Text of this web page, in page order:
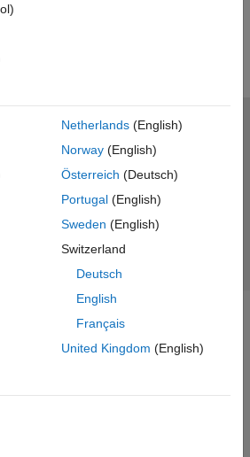
Netherlands(English)
Norway(English)
Österreich (Deutsch)
Portugal(English)
Sweden (English)
Switzerland
Deutsch
English
Français
United Kingdom (English)
プライバシー ポリシー
プリケーション ステータス
Inc.